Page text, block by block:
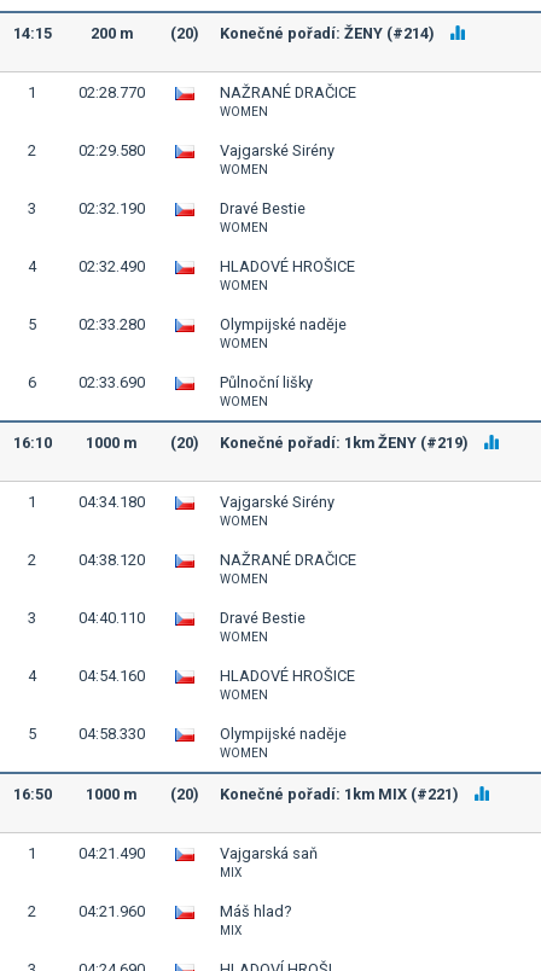
14:15 200 m (20) Konečné pořadí: ŽENY (#214)
1 02:28.770 NAŽRANÉ DRAČICE
WOMEN
2 02:29.580 Vajgarské Sirény
WOMEN
3 02:32.190 Dravé Bestie
WOMEN
4 02:32.490 HLADOVÉ HROŠICE
WOMEN
5 02:33.280 Olympijské naděje
WOMEN
6 02:33.690 Půlnoční lišky
WOMEN
16:10 1000 m (20) Konečné pořadí: 1km ŽENY (#219)
1 04:34.180 Vajgarské Sirény
WOMEN
2 04:38.120 NAŽRANÉ DRAČICE
WOMEN
3 04:40.110 Dravé Bestie
WOMEN
4 04:54.160 HLADOVÉ HROŠICE
WOMEN
5 04:58.330 Olympijské naděje
WOMEN
16:50 1000 m (20) Konečné pořadí: 1km MIX (#221)
1 04:21.490 Vajgarská saň
MIX
2 04:21.960 Máš hlad?
MIX